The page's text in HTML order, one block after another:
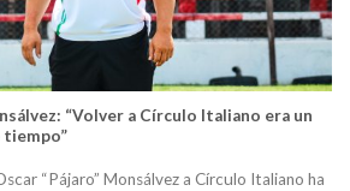
“Volver a Círculo Italiano era un
tiempo”
“Pájaro” Monsálvez a Círculo Italiano ha